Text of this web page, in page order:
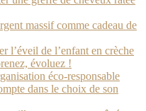
massif comme cadeau de
l’éveil de l’enfant en crèche
évoluez !
éco-responsable
dans le choix de son